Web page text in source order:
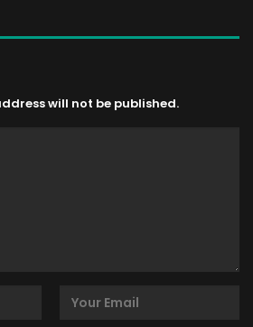
will not be published.